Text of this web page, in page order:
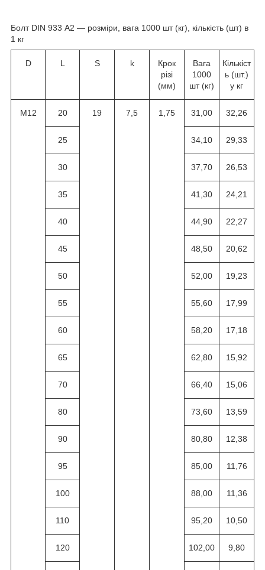
Болт DIN 933 А2 — розміри, вага 1000 шт (кг), кількість (шт) в
1 кг
D L S k
Крок
різі
(мм)
Вага
1000
шт (кг)
Кількіст
ь (шт.)
у кг
M12 20 19 7,5 1,75 31,00 32,26
25 34,10 29,33
30 37,70 26,53
35 41,30 24,21
40 44,90 22,27
45 48,50 20,62
50 52,00 19,23
55 55,60 17,99
60 58,20 17,18
65 62,80 15,92
70 66,40 15,06
80 73,60 13,59
90 80,80 12,38
95 85,00 11,76
100 88,00 11,36
110 95,20 10,50
120 102,00 9,80